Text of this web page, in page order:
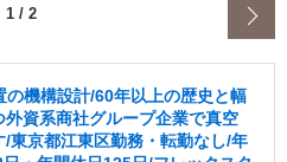
1 / 2
の機構設計/60年以上の歴史と幅
資系商社グループ企業で真空
東京都江東区勤務・転勤なし/年